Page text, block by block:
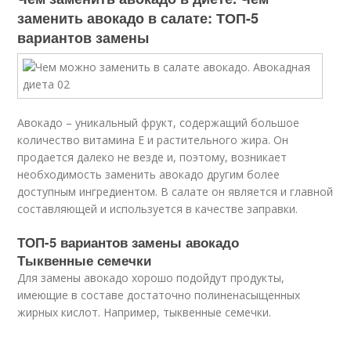
заменить авокадо в салате: ТОП-5
вариантов замены
Авокадо – уникальный фрукт, содержащий большое
количество витамина Е и растительного жира. Он
продается далеко не везде и, поэтому, возникает
необходимость заменить авокадо другим более
доступным ингредиентом. В салате он является и главной
составляющей и используется в качестве заправки.
ТОП-5 вариантов замены авокадо
Тыквенные семечки
Для замены авокадо хорошо подойдут продукты,
имеющие в составе достаточно полиненасыщенных
жирных кислот. Например, тыквенные семечки.